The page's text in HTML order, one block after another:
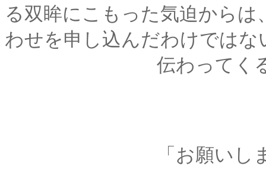
る双眸にこもった気迫から
わせを申し込んだわけではな
伝わってくる
「お願いしま